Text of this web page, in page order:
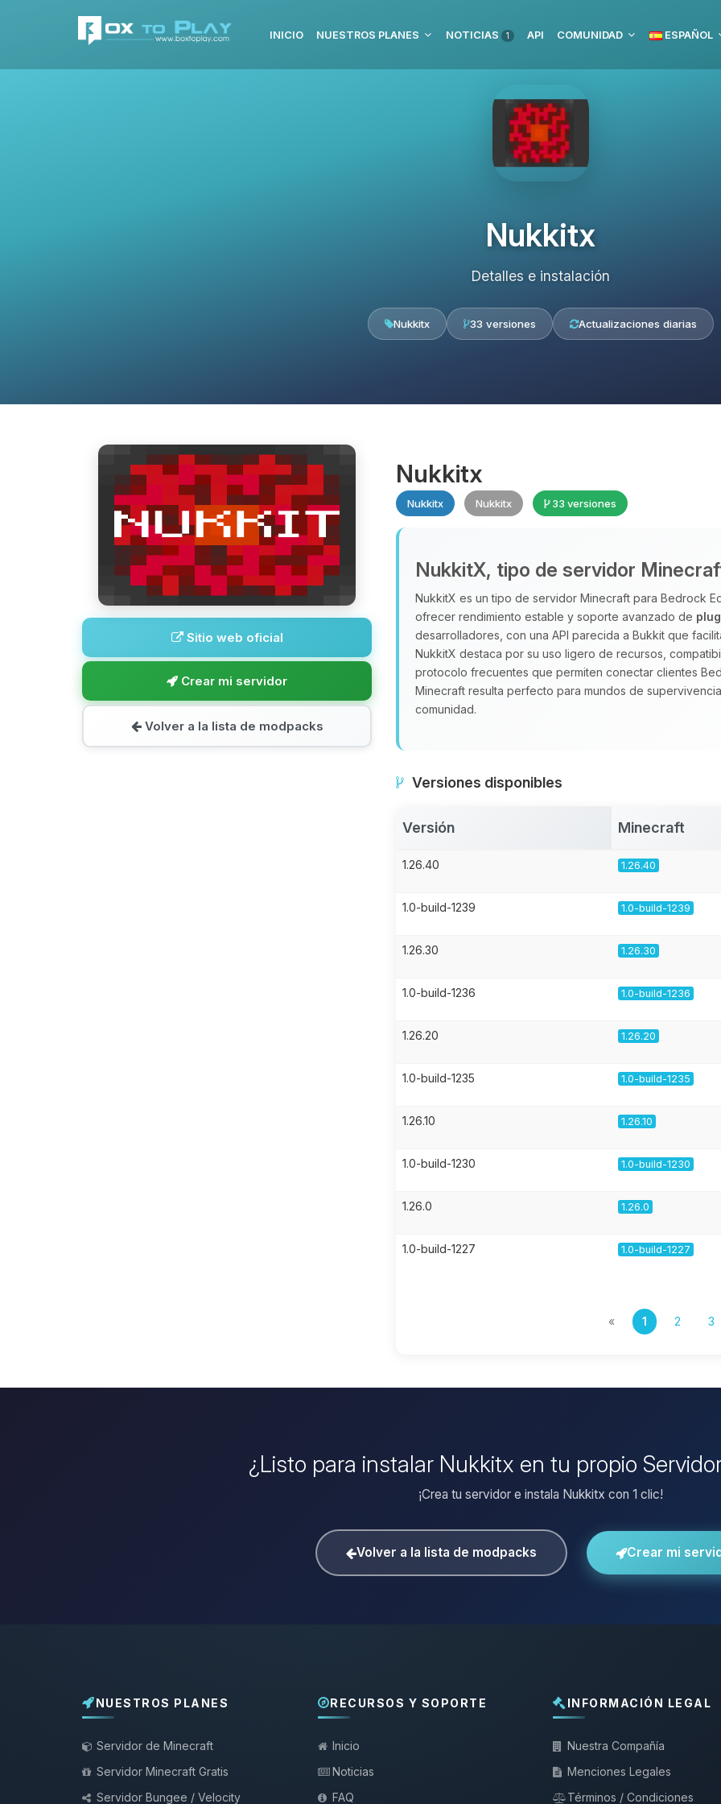
INICIO NUESTROS PLANES NOTICIAS 1 API COMUNIDAD ESPAÑOL
Nukkitx
Detalles e instalación
Nukkitx 33 versiones Actualizaciones diarias
Sitio web oficial
Crear mi servidor
Volver a la lista de modpacks
Nukkitx
Nukkitx Nukkitx 33 versiones
NukkitX, tipo de servidor
NukkitX es un tipo de servidor Minecraft para Bedrock
ofrecer rendimiento estable y soporte avanzado de
desarrolladores, con una API parecida a Bukkit que
NukkitX destaca por su uso ligero de recursos,
protocolo frecuentes que permiten conectar clientes
Minecraft resulta perfecto para mundos de
comunidad.
Versiones disponibles
Versión Minecraft
1.26.40 1.26.40
1.0-build-1239 1.0-build-1239
1.26.30 1.26.30
1.0-build-1236 1.0-build-1236
1.26.20 1.26.20
1.0-build-1235 1.0-build-1235
1.26.10 1.26.10
1.0-build-1230 1.0-build-1230
1.26.0 1.26.0
1.0-build-1227 1.0-build-1227
« 1 2 3
¿Listo para instalar Nukkitx en tu propio
¡Crea tu servidor e instala Nukkitx con 1 clic!
Volver a la lista de modpacks Crear mi
NUESTROS PLANES
Servidor de Minecraft
Servidor Minecraft Gratis
Servidor Bungee / Velocity
RECURSOS Y SOPORTE
Inicio
Noticias
FAQ
INFORMACIÓN LEGAL
Nuestra Compañía
Menciones Legales
Términos / Condiciones